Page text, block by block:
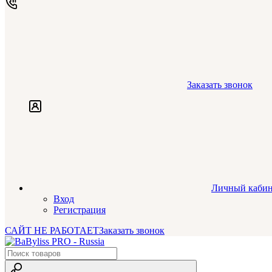
Заказать звонок
Личный
Вход
Регистрация
САЙТ НЕ РАБОТАЕТЗаказать звонок